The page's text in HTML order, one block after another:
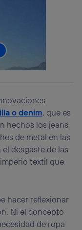
odenim, que es
hechos los jeans
de metal en las
desgaste de las
textil que
hacer reflexionar
Ni el concepto
de ropa
función de las
del hogar
será más
en la
seleccionando
esta página web o
consulta